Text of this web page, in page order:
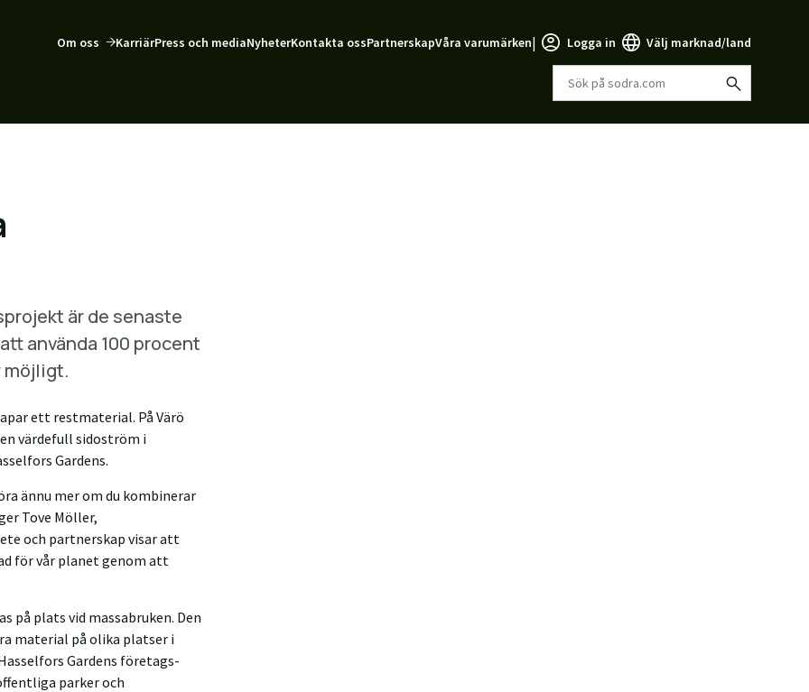
Om oss KarriärPress och mediaNyheterKontakta ossPartnerskapVåra varumärken| Logga in Välj marknad/land
är de senaste
använda 100 procent
möjligt.
ett restmaterial. På Värö
värdefull sidoström i
Gardens.
ännu mer om du kombinerar
Tove Möller,
och partnerskap visar att
för vår planet genom att
på plats vid massabruken. Den
material på olika platser i
Gardens företags-
parker och